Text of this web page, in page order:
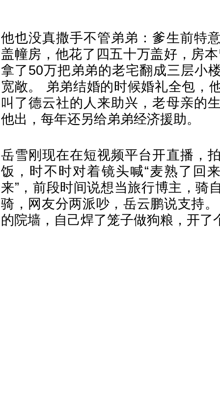
他也没真撒手不管弟弟：爹生前特
盖幢房，他花了四五十万盖好，房
拿了50万把弟弟的老宅翻成三层小
宽敞。 弟弟结婚的时候婚礼全包，
叫了德云社的人来助兴，老母亲的
他出，每年还另给弟弟经济援助。
岳雪刚现在在短视频平台开直播，
饭，时不时对着镜头喊“麦熟了回
来”，前段时间说想当旅行博主，骑
骑，网友分两派吵，岳云鹏说支持
的院墙，自己焊了笼子做狗粮，开了